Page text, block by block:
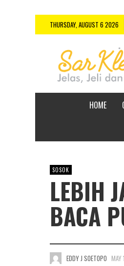
THURSDAY, AUGUST 6 2026
HOME
SOSOK
LEBIH
BACA
EDDY J SOETOPO